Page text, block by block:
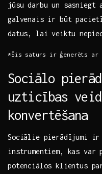
jūsu darbu un sasniegt
galvenais ir būt
datus, lai veiktu⁤
*Šis ⁢saturs ir ģenerēts ar
Sociālo
uzticības
konvertēšana
Sociālie pierādījumi ir
instrumentiem, kas
potenciālos klientus